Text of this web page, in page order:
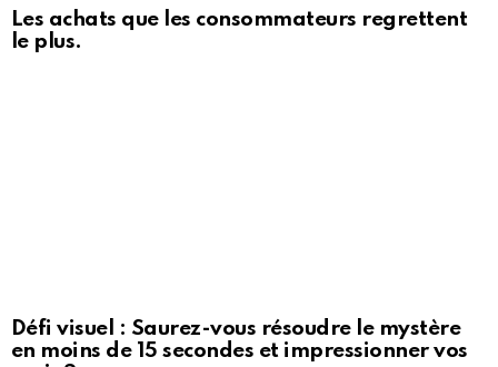
Les achats que les consommateurs regrettent
le plus.
Défi visuel : Saurez-vous résoudre le mystère
en moins de 15 secondes et impressionner vos